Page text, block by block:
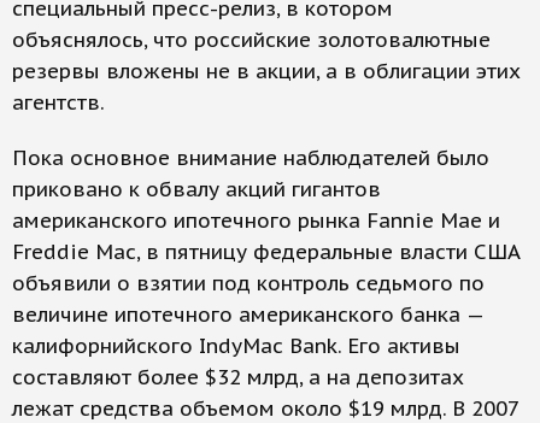
специальный пресс-релиз, в котором
объяснялось, что российские золотовалютные
резервы вложены не в акции, а в облигации этих
агентств.
Пока основное внимание наблюдателей было
приковано к обвалу акций гигантов
американского ипотечного рынка Fannie Mae и
Freddie Mac, в пятницу федеральные власти США
объявили о взятии под контроль седьмого по
величине ипотечного американского банка —
калифорнийского IndyMac Bank. Его активы
составляют более $32 млрд, а на депозитах
лежат средства объемом около $19 млрд. В 2007